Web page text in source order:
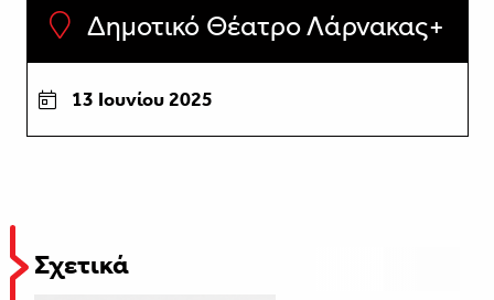
Δημοτικό Θέατρο Λάρνακας
13 Ιουνίου 2025
Σχετικά